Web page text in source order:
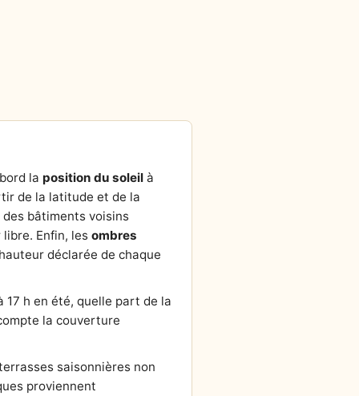
la position du soleil à
de la latitude et de la
bâtiments voisins
Enfin, les ombres
déclarée de chaque
17 h en été, quelle part de la
la couverture
saisonnières non
proviennent